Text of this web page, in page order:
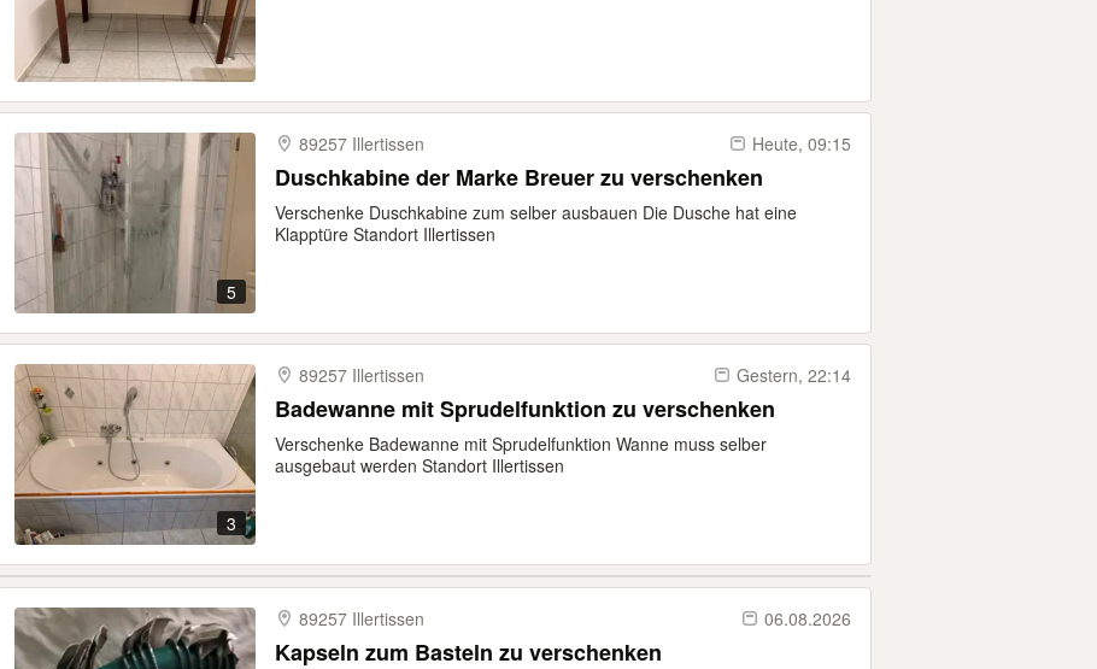
5
89257 Illertissen Heute, 09:15
Duschkabine der Marke Breuer zu verschenken
Verschenke Duschkabine zum selber ausbauen Die Dusche hat eine
Klapptüre Standort Illertissen
3
89257 Illertissen Gestern, 22:14
Badewanne mit Sprudelfunktion zu verschenken
Verschenke Badewanne mit Sprudelfunktion Wanne muss selber
ausgebaut werden Standort Illertissen
89257 Illertissen 06.08.2026
Kapseln zum Basteln zu verschenken